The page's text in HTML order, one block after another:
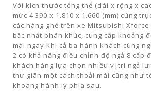
Với kích thước tổng thể (dài x rộng x
mức 4.390 x 1.810 x 1.660 (mm) cùng
các hàng ghế trên xe Mitsubishi
bậc nhất phân khúc, cung cấp khoảng
mái ngay khi cả ba hành khách cùng
2 có khả năng điều chỉnh độ ngả 8 cấp
khách hàng lựa chọn nhiều vị trí ngả
thư giãn một cách thoải mái cũng như
khoang hành lý phía sau.